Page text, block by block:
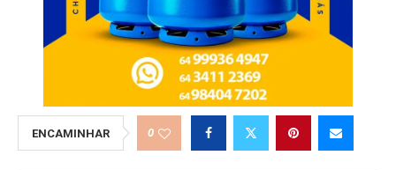
ENCAMINHAR 0